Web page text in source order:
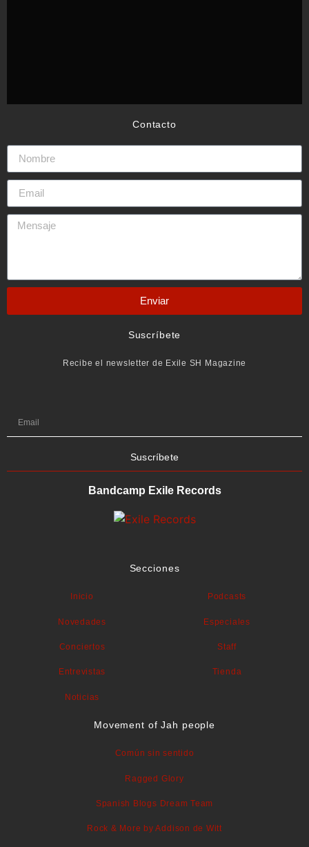
Contacto
Enviar
Suscríbete
Recibe el newsletter de Exile SH Magazine
Suscríbete
Bandcamp Exile Records
Secciones
Inicio
Novedades
Conciertos
Entrevistas
Noticias
Podcasts
Especiales
Staff
Tienda
Movement of Jah people
Común sin sentido
Ragged Glory
Spanish Blogs Dream Team
Rock & More by Addison de Witt